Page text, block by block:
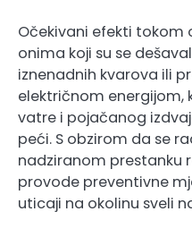
Očekivani efekti tokom
onima koji su se
iznenadnih kvarova ili
električnom energijom,
vatre i pojačanog
peći. S obzirom da se
nadziranom prestanku
provode preventivne
uticaji na okolinu sveli